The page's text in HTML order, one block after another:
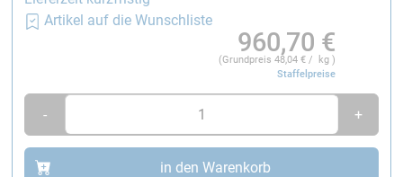
Artikel auf die Wunschliste
960,70 €
(Grundpreis48,04 € / kg )
Staffelpreise
- +
in den Warenkorb